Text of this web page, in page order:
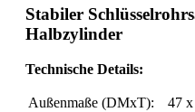
Stabiler
Halbzylinder
Technische Details:
Außenmaße (DMxT):
47